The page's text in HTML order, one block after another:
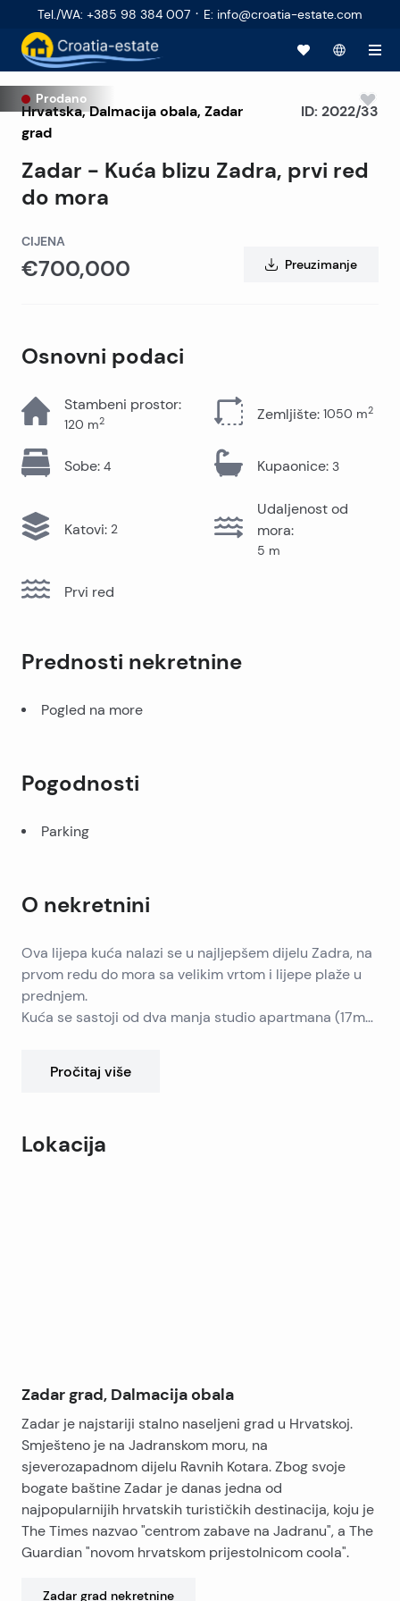
Tel./WA: +385 98 384 007 · E: info@croatia-estate.com
Prodano
Hrvatska,Dalmacija obala, Zadar
grad
Zadar - Kuća blizu Zadra, prvi red
do mora
ID: 2022/33
CIJENA
€700,000 Preuzimanje
Osnovni podaci
Stambeni prostor:
120 m2 Zemljište: 1050 m2
Sobe: 4 Kupaonice: 3
Katovi: 2
Udaljenost od
mora:
5 m
Prvi red
Prednosti nekretnine
Pogled na more
Pogodnosti
Parking
O nekretnini
Ova lijepa kuća nalazi se u najljepšem dijelu Zadra, na
prvom redu do mora sa velikim vrtom i lijepe plaže u
prednjem.
Kuća se sastoji od dva manja studio apartmana (17m2)
Neto stambena površina je 100m2, a površina
vilu.
Pročitaj više
Lokacija
Zadar grad, Dalmacija obala
Zadar je najstariji stalno naseljeni grad u Hrvatskoj.
Smješteno je na Jadranskom moru, na
sjeverozapadnom dijelu Ravnih Kotara. Zbog svoje
bogate baštine Zadar je danas jedna od
najpopularnijih hrvatskih turističkih destinacija, koju je
The Times nazvao "centrom zabave na Jadranu", a The
Guardian "novom hrvatskom prijestolnicom coola".
Zadar grad nekretnine